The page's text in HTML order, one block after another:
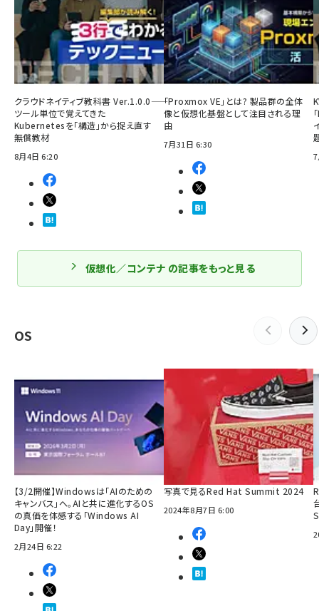
クラウドネイティブ教科書 Ver.1.0.0――
ツール単位で覚えてきた
Kubernetesを「構造」から捉え直す
無償教材
8月4日 6:20
「Proxmox VE」とは? 製品群の全体
像と仮想化基盤として注目される理
由
7月31日 6:30
仮想化／コンテナ の記事をもっと見る
OS
【3/2開催】Windowsは「AIのための
キャンバス」へ。AIと共に進化するOS
の真価を体感する「Windows AI
Day」開催！
2月24日 6:22
写真で見るRed Hat Summit 2024
2024年8月7日 6:00